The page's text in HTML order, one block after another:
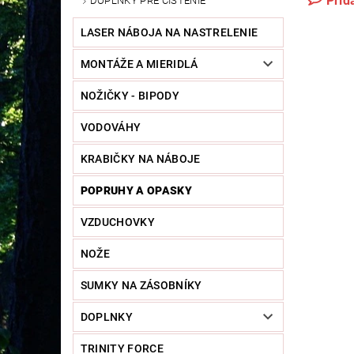
LASER NÁBOJA NA NASTRELENIE
MONTÁŽE A MIERIDLÁ
NOŽIČKY - BIPODY
VODOVÁHY
KRABIČKY NA NÁBOJE
POPRUHY A OPASKY
VZDUCHOVKY
NOŽE
SUMKY NA ZÁSOBNÍKY
DOPLNKY
TRINITY FORCE